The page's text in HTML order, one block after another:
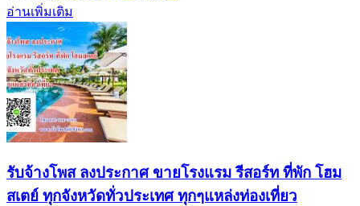
อ่านเพิ่มเติม
รับจ้างโพส ลงประกาศ ขายโรงแรม รีสอร์ท ที่พัก โฮม
สเตย์ ทุกจังหวัดทั่วประเทศ ทุกๆแหล่งท่องเที่ยว